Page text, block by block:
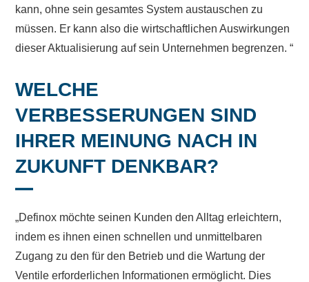
kann, ohne sein gesamtes System austauschen zu
müssen. Er kann also die wirtschaftlichen Auswirkungen
dieser Aktualisierung auf sein Unternehmen begrenzen. “
WELCHE
VERBESSERUNGEN SIND
IHRER MEINUNG NACH IN
ZUKUNFT DENKBAR?
„Definox möchte seinen Kunden den Alltag erleichtern,
indem es ihnen einen schnellen und unmittelbaren
Zugang zu den für den Betrieb und die Wartung der
Ventile erforderlichen Informationen ermöglicht. Dies